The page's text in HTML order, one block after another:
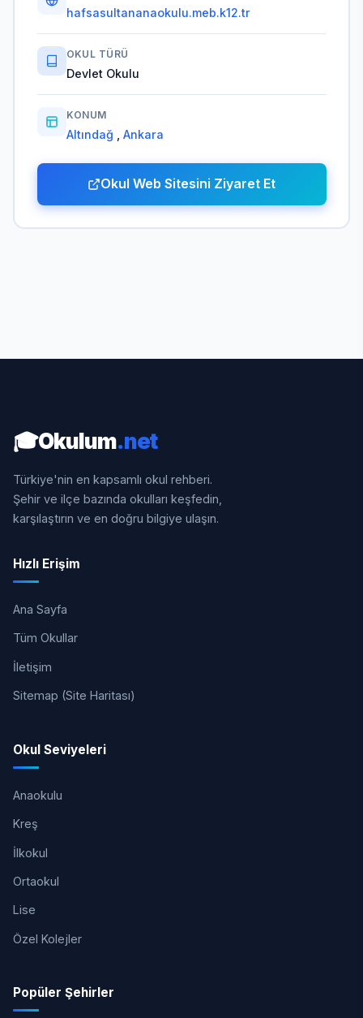
hafsasultananaokulu.meb.k12.tr
OKUL TÜRÜ
Devlet Okulu
KONUM
Altındağ Ankara
Okul Web Sitesini Ziyaret Et
🎓Okulum.net
Türkiye'nin en kapsamlı okul rehberi.
Şehir ve ilçe bazında okulları keşfedin,
karşılaştırın ve en doğru bilgiye ulaşın.
Hızlı Erişim
Ana Sayfa
Tüm Okullar
İletişim
Sitemap (Site Haritası)
Okul Seviyeleri
Anaokulu
Kreş
İlkokul
Ortaokul
Lise
Özel Kolejler
Popüler Şehirler